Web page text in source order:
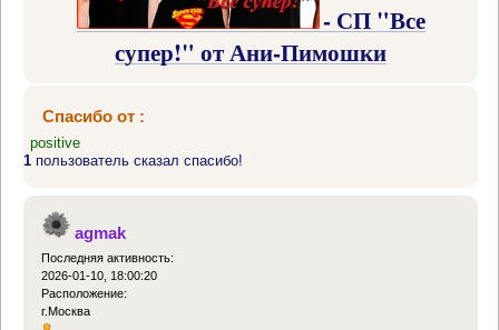
- СП "Все
супер!" от Ани-Пимошки
Спасибо от :
positive
1 пользователь сказал спасибо!
agmak
Последняя активность:
2026-01-10, 18:00:20
Расположение:
г.Москва